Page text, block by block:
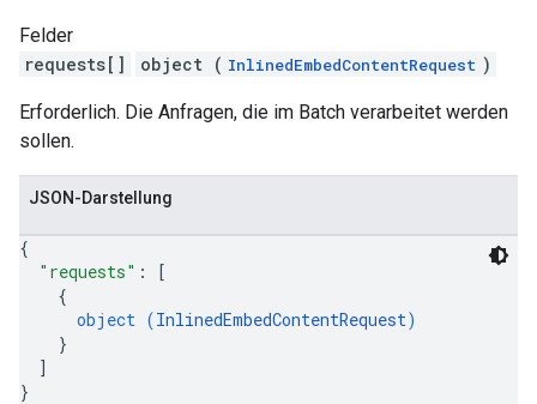
Felder
requests[]
object ( InlinedEmbedContentRequest )
Erforderlich. Die Anfragen, die im Batch verarbeitet werden
sollen.
JSON-Darstellung
{
"requests" :
[
{
object (InlinedEmbedContentRequest)
}
]
}